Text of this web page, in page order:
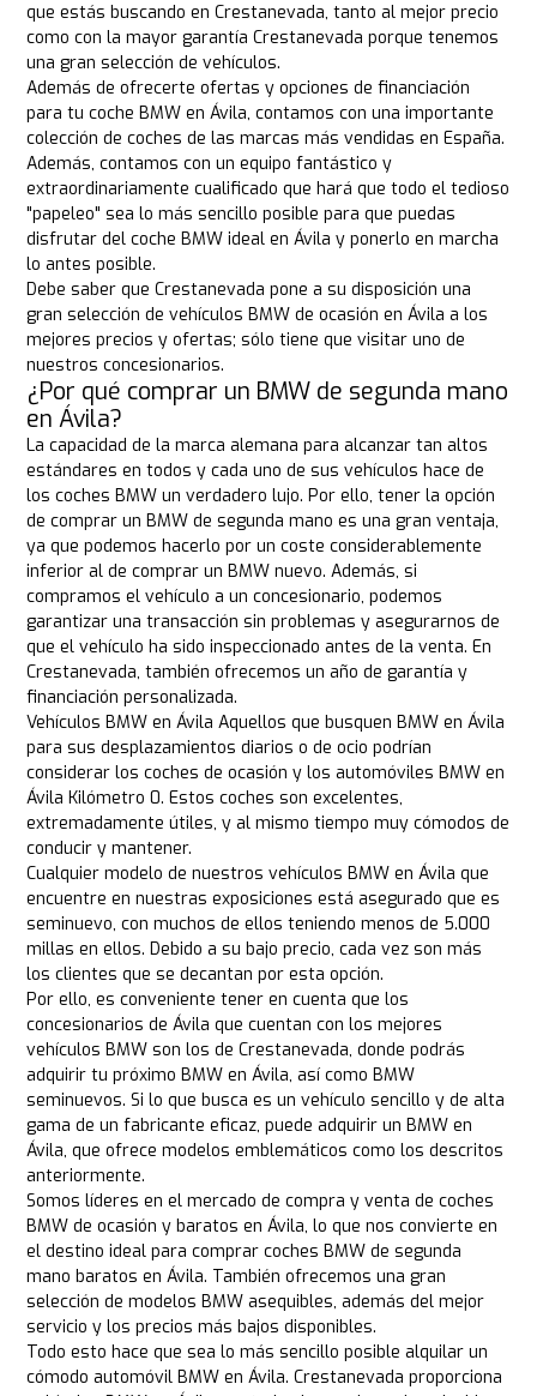
que estás buscando en Crestanevada, tanto al mejor precio
como con la mayor garantía Crestanevada porque tenemos
una gran selección de vehículos.
Además de ofrecerte ofertas y opciones de financiación
para tu coche BMW en Ávila, contamos con una importante
colección de coches de las marcas más vendidas en España.
Además, contamos con un equipo fantástico y
extraordinariamente cualificado que hará que todo el tedioso
"papeleo" sea lo más sencillo posible para que puedas
disfrutar del coche BMW ideal en Ávila y ponerlo en marcha
lo antes posible.
Debe saber que Crestanevada pone a su disposición una
gran selección de vehículos BMW de ocasión en Ávila a los
mejores precios y ofertas; sólo tiene que visitar uno de
nuestros concesionarios.
¿Por qué comprar un BMW de segunda mano
en Ávila?
La capacidad de la marca alemana para alcanzar tan altos
estándares en todos y cada uno de sus vehículos hace de
los coches BMW un verdadero lujo. Por ello, tener la opción
de comprar un BMW de segunda mano es una gran ventaja,
ya que podemos hacerlo por un coste considerablemente
inferior al de comprar un BMW nuevo. Además, si
compramos el vehículo a un concesionario, podemos
garantizar una transacción sin problemas y asegurarnos de
que el vehículo ha sido inspeccionado antes de la venta. En
Crestanevada, también ofrecemos un año de garantía y
financiación personalizada.
Vehículos BMW en Ávila Aquellos que busquen BMW en Ávila
para sus desplazamientos diarios o de ocio podrían
considerar los coches de ocasión y los automóviles BMW en
Ávila Kilómetro 0. Estos coches son excelentes,
extremadamente útiles, y al mismo tiempo muy cómodos de
conducir y mantener.
Cualquier modelo de nuestros vehículos BMW en Ávila que
encuentre en nuestras exposiciones está asegurado que es
seminuevo, con muchos de ellos teniendo menos de 5.000
millas en ellos. Debido a su bajo precio, cada vez son más
los clientes que se decantan por esta opción.
Por ello, es conveniente tener en cuenta que los
concesionarios de Ávila que cuentan con los mejores
vehículos BMW son los de Crestanevada, donde podrás
adquirir tu próximo BMW en Ávila, así como BMW
seminuevos. Si lo que busca es un vehículo sencillo y de alta
gama de un fabricante eficaz, puede adquirir un BMW en
Ávila, que ofrece modelos emblemáticos como los descritos
anteriormente.
Somos líderes en el mercado de compra y venta de coches
BMW de ocasión y baratos en Ávila, lo que nos convierte en
el destino ideal para comprar coches BMW de segunda
mano baratos en Ávila. También ofrecemos una gran
selección de modelos BMW asequibles, además del mejor
servicio y los precios más bajos disponibles.
Todo esto hace que sea lo más sencillo posible alquilar un
cómodo automóvil BMW en Ávila. Crestanevada proporciona